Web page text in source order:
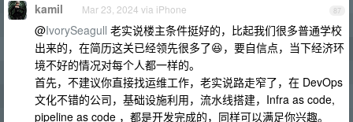
87
kamil Mar 23, 2024 via iPhone
@IvorySeagull 老实说楼主条件挺好的，比起我们很多普通学校
出来的，在简历这关已经领先很多了😆，要自信点，当下经济环
境不好的情况对每个人都一样的。
首先，不建议你直接找运维工作，老实说路走窄了，在 DevOps
文化不错的公司，基础设施利用，流水线搭建，Infra as code,
pipeline as code ，都是开发完成的，同样可以满足你兴趣。